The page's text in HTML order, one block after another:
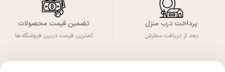
پرداخت درب منزل
بعد از دریافت سفارش
تضمین قیمت محصولات
کمترین قیمت دربین فروشگاه ها